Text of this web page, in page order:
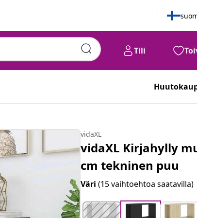
Tili
vidaXL
vidaXL Kirjahylly
cm tekninen puu
Väri(15 vaihtoehtoa saatavilla)